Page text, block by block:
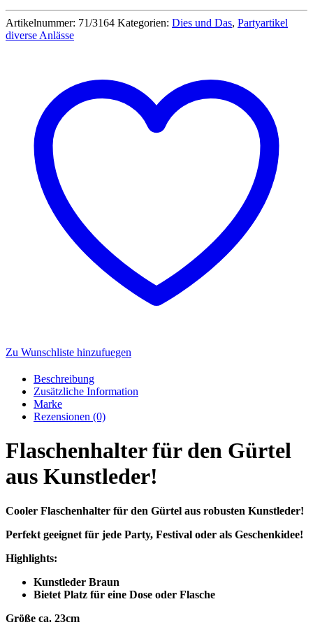
Artikelnummer: 71/3164 Kategorien: Dies und Das, Partyartikel
diverse Anlässe
Zu Wunschliste hinzufuegen
Beschreibung
Zusätzliche Information
Marke
Rezensionen (0)
Flaschenhalter für den Gürtel
aus Kunstleder!
Cooler Flaschenhalter für den Gürtel aus robusten Kunstleder!
Perfekt geeignet für jede Party, Festival oder als Geschenkidee!
Highlights:
Kunstleder Braun
Bietet Platz für eine Dose oder Flasche
Größe ca. 23cm